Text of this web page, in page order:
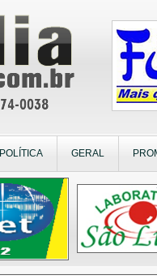
POLÍTICA GERAL